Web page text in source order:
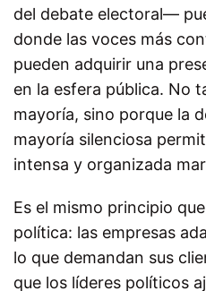
del debate electoral—
donde las voces más
pueden adquirir una
en la esfera pública. No
mayoría, sino porque la
mayoría silenciosa
intensa y organizada
Es el mismo principio
política: las empresas
lo que demandan sus
que los líderes políticos